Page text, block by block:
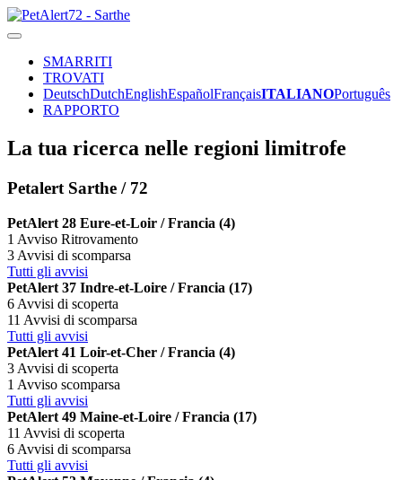
SMARRITI
TROVATI
DeutschDutchEnglishEspañolFrançaisITALIANOPortuguês
RAPPORTO
La tua ricerca nelle regioni limitrofe
Petalert Sarthe / 72
PetAlert 28 Eure-et-Loir / Francia (4)
1 Avviso Ritrovamento
3 Avvisi di scomparsa
Tutti gli avvisi
PetAlert 37 Indre-et-Loire / Francia (17)
6 Avvisi di scoperta
11 Avvisi di scomparsa
Tutti gli avvisi
PetAlert 41 Loir-et-Cher / Francia (4)
3 Avvisi di scoperta
1 Avviso scomparsa
Tutti gli avvisi
PetAlert 49 Maine-et-Loire / Francia (17)
11 Avvisi di scoperta
6 Avvisi di scomparsa
Tutti gli avvisi